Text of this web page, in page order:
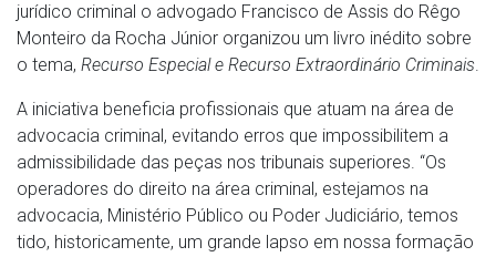
jurídico criminal o advogado Francisco de Assis do Rêgo
Monteiro da Rocha Júnior organizou um livro inédito sobre
o tema, Recurso Especial e Recurso Extraordinário Criminais.
A iniciativa beneficia profissionais que atuam na área de
advocacia criminal, evitando erros que impossibilitem a
admissibilidade das peças nos tribunais superiores. “Os
operadores do direito na área criminal, estejamos na
advocacia, Ministério Público ou Poder Judiciário, temos
tido, historicamente, um grande lapso em nossa formação